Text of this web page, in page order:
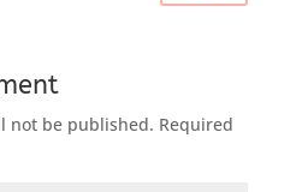
not be published. Required